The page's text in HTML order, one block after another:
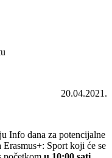
20.04.2021.
Info dana za potencijalne
Sport koji će se